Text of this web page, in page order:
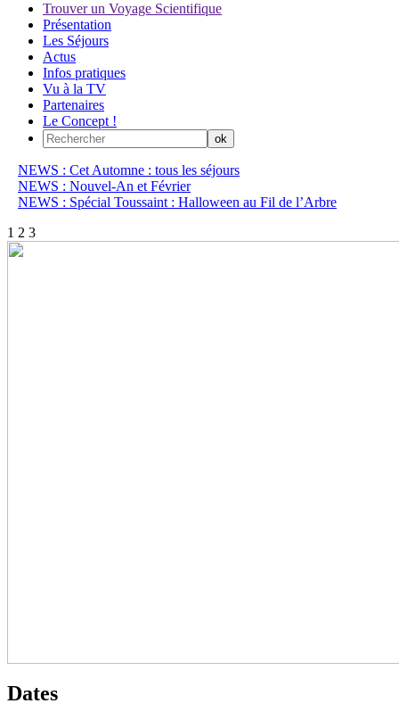
Trouver un Voyage Scientifique
Présentation
Les Séjours
Actus
Infos pratiques
Vu à la TV
Partenaires
Le Concept !
NEWS : Cet Automne : tous les séjours
NEWS : Nouvel-An et Février
NEWS : Spécial Toussaint : Halloween au Fil de l’Arbre
1 2 3
Dates